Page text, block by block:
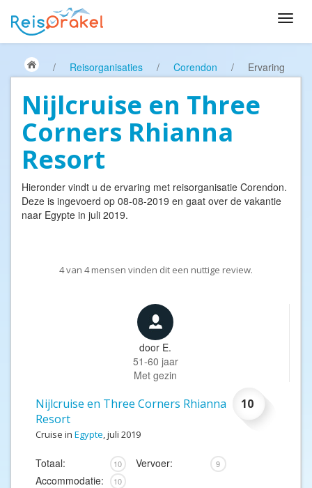
/ Reisorganisaties / Corendon / Ervaring
Nijlcruise en Three
Corners Rhianna
Resort
Hieronder vindt u de ervaring met reisorganisatie Corendon.
Deze is ingevoerd op 08-08-2019 en gaat over de vakantie
naar Egypte in juli 2019.
4van 4mensen vinden dit een nuttige review.
door E.
51-60 jaar
Met gezin
10
Nijlcruise en Three Corners Rhianna
Resort
Cruise in Egypte, juli 2019
Totaal: 10 Vervoer: 9
Accommodatie: 10